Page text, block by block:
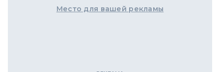
Место для вашей рекламы